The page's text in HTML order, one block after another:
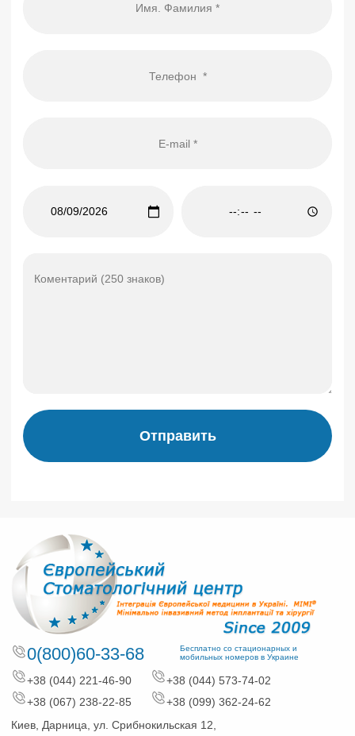
Отправить
0(800)60-33-68
Бесплатно со стационарных и
мобильных номеров в Украине
+38 (044) 221-46-90
+38 (044) 573-74-02
+38 (067) 238-22-85
+38 (099) 362-24-62
Киев, Дарница, ул. Срибнокильская 12,